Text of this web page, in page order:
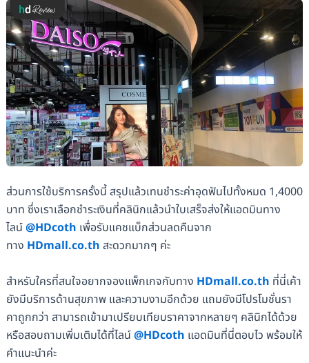
ส่วนการใช้บริการครั้งนี้ สรุปแล้วเทนชำระค่าอุดฟันไปทั้งหมด 1,4000
บาท ซึ่งเราเลือกชำระเงินที่คลินิกแล้วนำใบเสร็จส่งให้แอดมินทาง
ไลน์@HDcoth เพื่อรับแคชแบ็กส่วนลดคืนจาก
ทาง HDmall.co.th สะดวกมากๆ ค่ะ
สำหรับใครที่สนใจอยากจองแพ็กเกจกับทาง HDmall.co.th ที่นี่เค้า
ยังมีบริการด้านสุขภาพ และความงามอีกด้วย แถมยังมีโปรโมชั่นรา
คาถูกกว่า สามารถเข้ามาเปรียบเทียบราคาจากหลายๆ คลินิกได้ด้วย
หรือสอบถามเพิ่มเติมได้ที่ไลน์@HDcoth แอดมินที่นี่ตอบไว พร้อมให้
คำแนะนำค่ะ